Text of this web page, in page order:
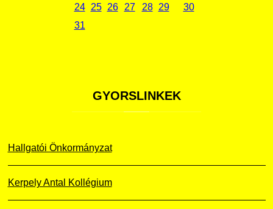
24
25 26 27 28 29
30
31
GYORSLINKEK
Hallgatói Önkormányzat
Kerpely Antal Kollégium